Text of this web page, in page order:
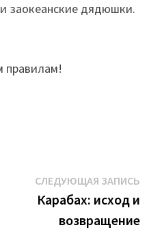
заокеанские дядюшки.
правилам!
СЛЕДУЮЩАЯ ЗАПИСЬ
Карабах: исход и
возвращение